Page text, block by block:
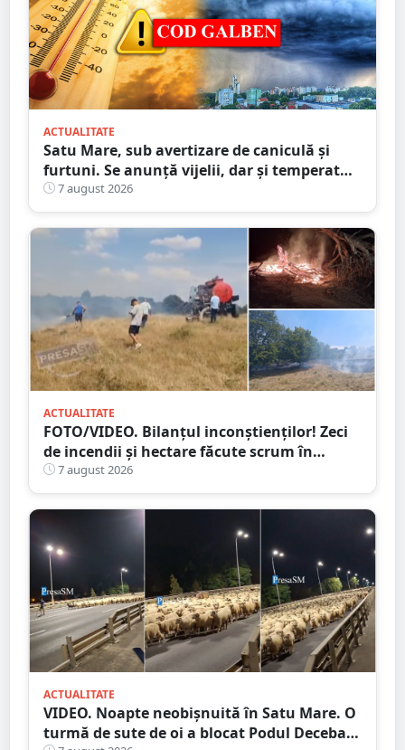
ACTUALITATE
Satu Mare, sub avertizare de caniculă și
furtuni. Se anunță vijelii, dar și temperaturi
ridicate. Avertizarea ANM
7 august 2026
ACTUALITATE
FOTO/VIDEO. Bilanțul inconștienților! Zeci
de incendii și hectare făcute scrum în
județul Satu Mare
7 august 2026
ACTUALITATE
VIDEO. Noapte neobișnuită în Satu Mare. O
turmă de sute de oi a blocat Podul Decebal.